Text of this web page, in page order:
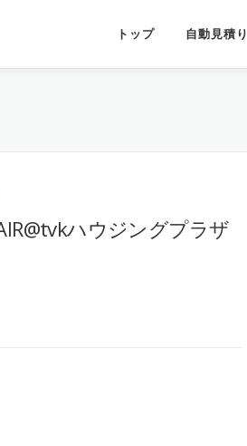
トップ 自動見積り
ハウジングプラザ